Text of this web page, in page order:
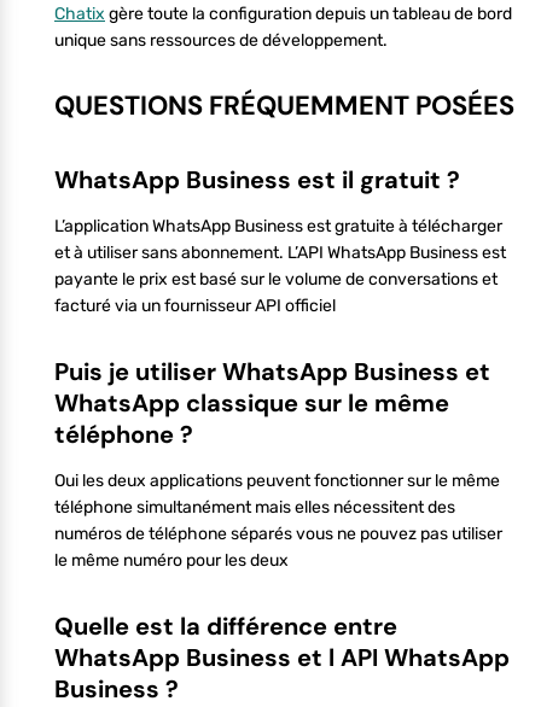
Chatix gère toute la configuration depuis un tableau de bord
unique sans ressources de développement.
QUESTIONS FRÉQUEMMENT POSÉES
WhatsApp Business est il gratuit ?
L’application WhatsApp Business est gratuite à télécharger
et à utiliser sans abonnement. L’API WhatsApp Business est
payante le prix est basé sur le volume de conversations et
facturé via un fournisseur API officiel
Puis je utiliser WhatsApp Business et
WhatsApp classique sur le même
téléphone ?
Oui les deux applications peuvent fonctionner sur le même
téléphone simultanément mais elles nécessitent des
numéros de téléphone séparés vous ne pouvez pas utiliser
le même numéro pour les deux
Quelle est la différence entre
WhatsApp Business et l API WhatsApp
Business ?